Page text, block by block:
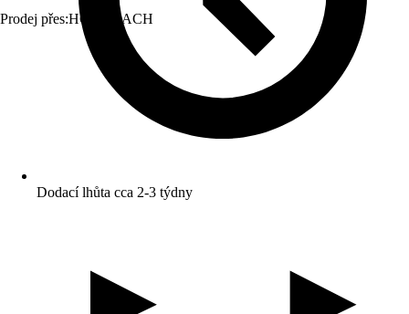
Prodej přes:HORNBACH
Dodací lhůta cca 2-3 týdny